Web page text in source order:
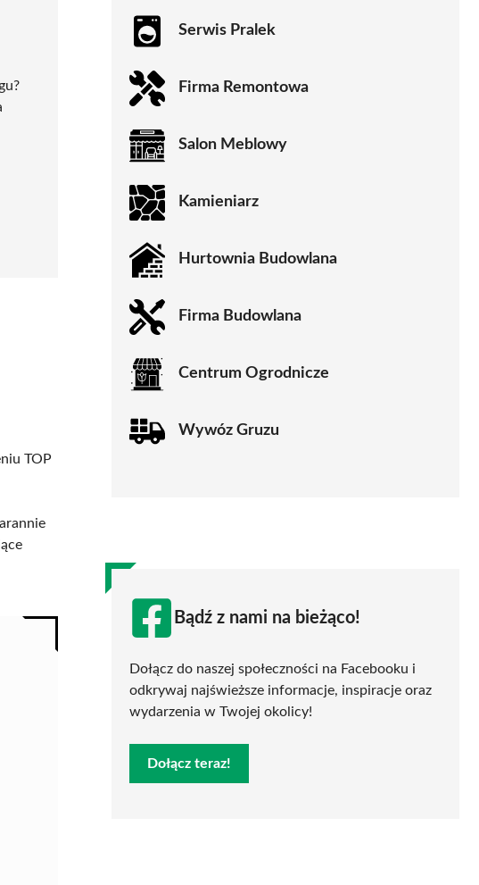
TOP
Serwis Pralek
Firma Remontowa
Salon Meblowy
Kamieniarz
Hurtownia Budowlana
Firma Budowlana
Centrum Ogrodnicze
Wywóz Gruzu
Bądź z nami na bieżąco!
Dołącz do naszej społeczności na Facebooku i
odkrywaj najświeższe informacje, inspiracje oraz
wydarzenia w Twojej okolicy!
Dołącz teraz!